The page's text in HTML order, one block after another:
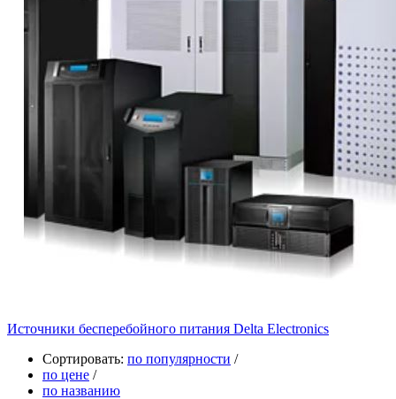
Источники бесперебойного питания Delta Electronics
Сортировать: по популярности /
по цене /
по названию